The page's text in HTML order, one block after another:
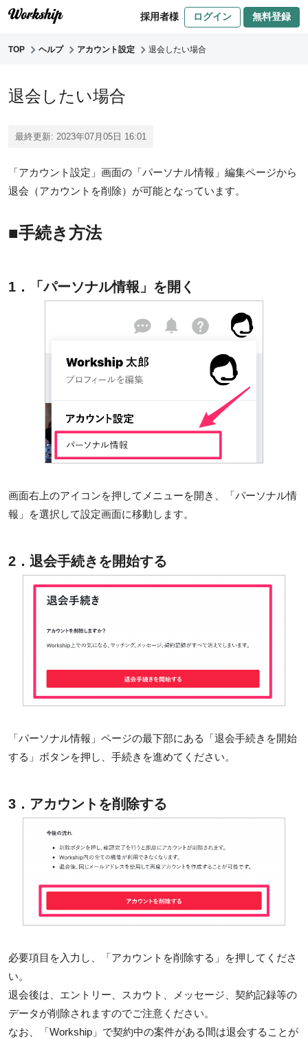
採用者様 ログイン 無料登録
TOP ヘルプ アカウント設定 退会したい場合
退会したい場合
最終更新: 2023年07月05日 16:01
「アカウント設定」画面の「パーソナル情報」編集ページから
退会（アカウントを削除）が可能となっています。
■手続き方法
1．「パーソナル情報」を開く
画面右上のアイコンを押してメニューを開き、「パーソナル情
報」を選択して設定画面に移動します。
2．退会手続きを開始する
「パーソナル情報」ページの最下部にある「退会手続きを開始
する」ボタンを押し、手続きを進めてください。
3．アカウントを削除する
必要項目を入力し、「アカウントを削除する」を押してくださ
い。
退会後は、エントリー、スカウト、メッセージ、契約記録等の
データが削除されますのでご注意ください。
なお、「Workship」で契約中の案件がある間は退会することが